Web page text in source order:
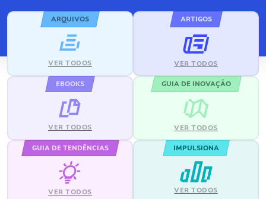
ARQUIVOS
VER TODOS
ARTIGOS
VER TODOS
EBOOKS
VER TODOS
GUIA DE INOVAÇÃO
VER TODOS
GUIA DE TENDÊNCIAS
VER TODOS
IMPULSIONA
VER TODOS